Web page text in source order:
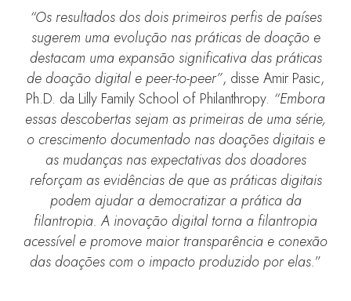
“Os resultados dos dois primeiros perfis de países
sugerem uma evolução nas práticas de doação e
destacam uma expansão significativa das práticas
de doação digital e peer-to-peer”, disse Amir Pasic,
Ph.D. da Lilly Family School of Philanthropy. “Embora
essas descobertas sejam as primeiras de uma série,
o crescimento documentado nas doações digitais e
as mudanças nas expectativas dos doadores
reforçam as evidências de que as práticas digitais
podem ajudar a democratizar a prática da
filantropia. A inovação digital torna a filantropia
acessível e promove maior transparência e conexão
das doações com o impacto produzido por elas.”